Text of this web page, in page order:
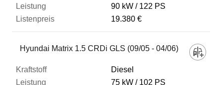
90 kW
122 PS
19.380 €
Hyundai Matrix 1.5 CRDi GLS (09/05 - 04/06)
Diesel
75 kW
102 PS